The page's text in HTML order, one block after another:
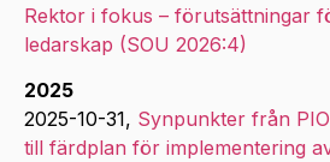
Rektor i fokus – förutsättningar
ledarskap (SOU 2026:4)
2025
2025-10-31, Synpunkter från
till färdplan för implementering